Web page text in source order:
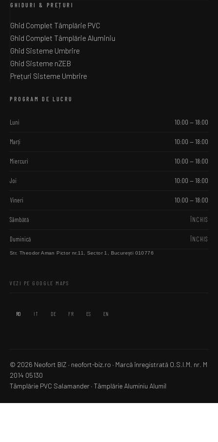
GHIDURI & PREȚURI
Ghid Complet Tâmplărie PVC
Ghid Complet Tâmplărie Aluminiu
Ghid Sisteme Umbrire
Ghid Sisteme nZEB
Prețuri Sisteme Umbrire
PROGRAM DE LUCRU
Luni 10:00 — 18:00
Marți 10:00 — 18:00
Miercuri 10:00 — 18:00
Joi 10:00 — 18:00
Vineri 10:00 — 18:00
Sâmbătă ÎNCHIS
Duminică ÎNCHIS
Str. Theodor Aman Pictor nr.11, Sector 1, București 010776
VEZI PE GOOGLE MAPS
RO IT DE FR ES EN
© 2026 Neofort BIZ · neofort-biz.ro · Marcă înregistrată O.S.I.M. nr. M
2014 05130
Tâmplărie PVC Salamander· Tâmplărie Aluminiu Alumil